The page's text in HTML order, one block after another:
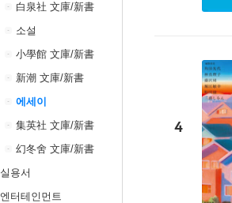
白泉社 文庫/新書
소설
小學館 文庫/新書
新潮 文庫/新書
에세이
集英社 文庫/新書
幻冬舍 文庫/新書
실용서
엔터테인먼트
4